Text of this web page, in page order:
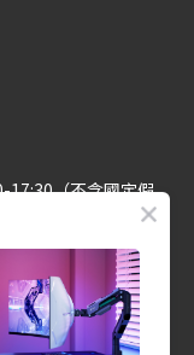
17:30（不含國定假